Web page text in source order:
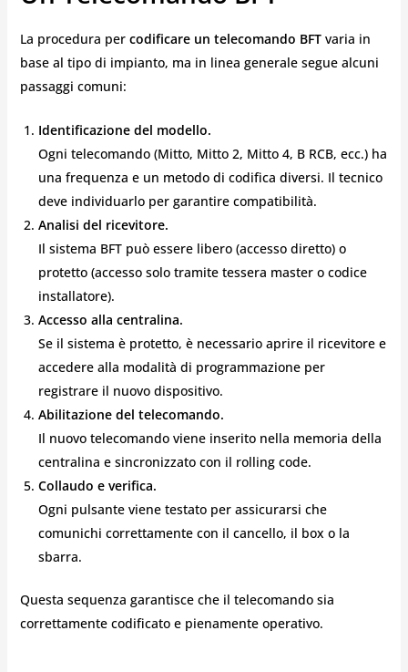
La procedura per codificare un telecomando BFTvaria in
base al tipo di impianto, ma in linea generale segue alcuni
passaggi comuni:
Identificazione del modello.
Ogni telecomando (Mitto, Mitto 2, Mitto 4, B RCB, ecc.) ha
una frequenza e un metodo di codifica diversi. Il tecnico
deve individuarlo per garantire compatibilità.
Analisi del ricevitore.
Il sistema BFT può essere libero (accesso diretto) o
protetto (accesso solo tramite tessera master o codice
installatore).
Accesso alla centralina.
Se il sistema è protetto, è necessario aprire il ricevitore e
accedere alla modalità di programmazione per
registrare il nuovo dispositivo.
Abilitazione del telecomando.
Il nuovo telecomando viene inserito nella memoria della
centralina e sincronizzato con il rolling code.
Collaudo e verifica.
Ogni pulsante viene testato per assicurarsi che
comunichi correttamente con il cancello, il box o la
sbarra.
Questa sequenza garantisce che il telecomando sia
correttamente codificato e pienamente operativo.